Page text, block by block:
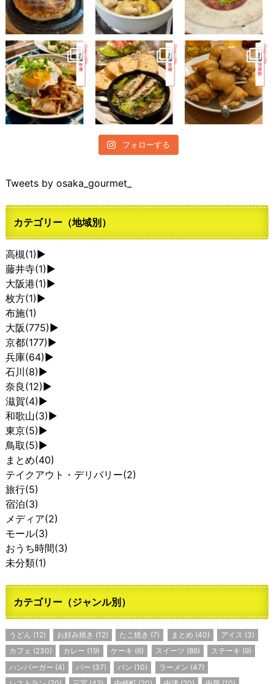
フォローする
Tweets by osaka_gourmet_
カテゴリー（地域別）
高槻(1)►
藤井寺(1)►
大阪港(1)►
枚方(1)►
布施(1)
大阪(775)►
京都(177)►
兵庫(64)►
石川(8)►
奈良 (12)►
滋賀(4)►
和歌山(3)►
東京(5)►
鳥取(5)►
まとめ(40)
テイクアウト・デリバリー(2)
旅行(5)
宿泊(3)
メディア(2)
モール(3)
おうち時間(3)
未分類(1)
カテゴリー（ジャンル別）
うどん (12) お好み焼き (12) たこ焼き (7) まとめ (40) アイス (3)
カフェ (230) カレー (19) ケーキ (6) スイーツ (86) ステーキ (9)
ハンバーガー (4) バー (37) パン (10) ラーメン (47)